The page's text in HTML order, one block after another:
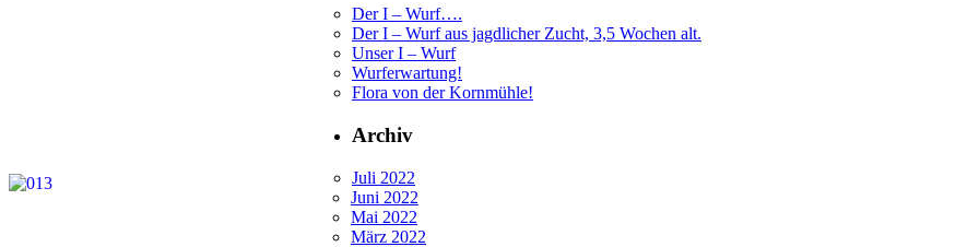
Der I – Wurf….
Der I – Wurf aus jagdlicher Zucht, 3,5 Wochen alt.
Unser I – Wurf
Wurferwartung!
Flora von der Kornmühle!
Archiv
Juli 2022
Juni 2022
Mai 2022
März 2022